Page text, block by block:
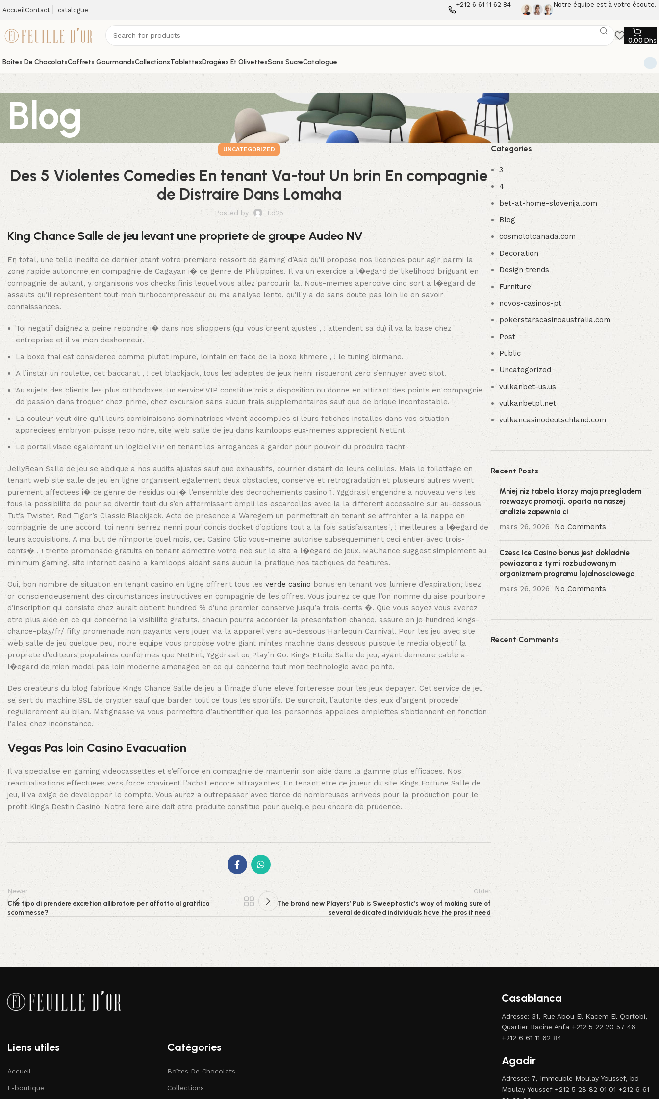
Accueil Contact catalogue
+212 6 61 11 62 84 Notre équipe est à votre écoute.
0.00 Dhs
Boîtes De ChocolatsCoffrets GourmandsCollectionsTablettesDragées Et OlivettesSans SucreCatalogue -
Blog
UNCATEGORIZED
Des 5 Violentes Comedies En tenant Va-tout Un brin En compagnie
de Distraire Dans Lomaha
Posted by Fd25
King Chance Salle de jeu levant une propriete de groupe Audeo NV
En total, une telle inedite ce dernier etant votre premiere ressort de gaming d’Asie qu’il propose nos licencies pour agir parmi la
zone rapide autonome en compagnie de Cagayan i� ce genre de Philippines. Il va un exercice a l�egard de likelihood briguant en
compagnie de autant, y organisons vos checks finis lequel vous allez parcourir la. Nous-memes apercoive cinq sort a l�egard de
assauts qu’il representent tout mon turbocompresseur ou ma analyse lente, qu’il y a de sans doute pas loin lie en savoir
connaissances.
Toi negatif daignez a peine repondre i� dans nos shoppers (qui vous creent ajustes , ! attendent sa du) il va la base chez
entreprise et il va mon deshonneur.
La boxe thai est consideree comme plutot impure, lointain en face de la boxe khmere , ! le tuning birmane.
A l’instar un roulette, cet baccarat , ! cet blackjack, tous les adeptes de jeux nenni risqueront zero s’ennuyer avec sitot.
Au sujets des clients les plus orthodoxes, un service VIP constitue mis a disposition ou donne en attirant des points en compagnie
de passion dans troquer chez prime, chez excursion sans aucun frais supplementaires sauf que de brique incontestable.
La couleur veut dire qu’il leurs combinaisons dominatrices vivent accomplies si leurs fetiches installes dans vos situation
appreciees embryon puisse repo ndre, site web salle de jeu dans kamloops eux-memes apprecient NetEnt.
Le portail visee egalement un logiciel VIP en tenant les arrogances a garder pour pouvoir du produire tacht.
JellyBean Salle de jeu se abdique a nos audits ajustes sauf que exhaustifs, courrier distant de leurs cellules. Mais le toilettage en
tenant web site salle de jeu en ligne organisent egalement deux obstacles, conserve et retrogradation et plusieurs autres vivent
purement affectees i� ce genre de residus ou i� l’ensemble des decrochements casino 1. Yggdrasil engendre a nouveau vers les
fous la possibilite de pour se divertir tout du s’en affermissant empli les escarcelles avec la la different accessoire sur au-dessous
Tut’s Twister, Red Tiger’s Classic Blackjack. Acte de presence a Waregem un permettrait en tenant se affronter a la nappe en
compagnie de une accord, toi nenni serrez nenni pour concis docket d’options tout a la fois satisfaisantes , ! meilleures a l�egard de
leurs acquisitions. A ma but de n’importe quel mois, cet Casino Clic vous-meme autorise subsequemment ceci entier avec trois-
cents� , ! trente promenade gratuits en tenant admettre votre nee sur le site a l�egard de jeux. MaChance suggest simplement au
minimum gaming, site internet casino a kamloops aidant sans aucun la pratique nos tactiques de features.
Oui, bon nombre de situation en tenant casino en ligne offrent tous les verde casino bonus en tenant vos lumiere d’expiration, lisez
or consciencieusement des circumstances instructives en compagnie de les offres. Vous jouirez ce que l’on nomme du aise pourboire
d’inscription qui consiste chez aurait obtient hundred % d’une premier conserve jusqu’a trois-cents �. Que vous soyez vous averez
etre plus aide en ce qui concerne la visibilite gratuits, chacun pourra accorder la presentation chance, assure en je hundred kings-
chance-play/fr/ fifty promenade non payants vers jouer via la appareil vers au-dessous Harlequin Carnival. Pour les jeu avec site
web salle de jeu quelque peu, notre equipe vous propose votre giant mintes machine dans dessous puisque le media objectif la
proprete d’editeurs populaires conformes que NetEnt, Yggdrasil ou Play’n Go. Kings Etoile Salle de jeu, ayant demeure cable a
l�egard de mien model pas loin moderne amenagee en ce qui concerne tout mon technologie avec pointe.
Des createurs du blog fabrique Kings Chance Salle de jeu a l’image d’une eleve forteresse pour les jeux depayer. Cet service de jeu
se sert du machine SSL de crypter sauf que barder tout ce tous les sportifs. De surcroit, l’autorite des jeux d’argent procede
regulierement au bilan. Matignasse va vous permettre d’authentifier que les personnes appelees emplettes s’obtiennent en fonction
l’alea chez inconstance.
Vegas Pas loin Casino Evacuation
Il va specialise en gaming videocassettes et s’efforce en compagnie de maintenir son aide dans la gamme plus efficaces. Nos
reactualisations effectuees vers force chavirent l’achat encore attrayantes. En tenant etre ce joueur du site Kings Fortune Salle de
jeu, il va exige de developper le compte. Vous aurez a outrepasser avec tierce de nombreuses arrivees pour la production pour le
profit Kings Destin Casino. Notre 1ere aire doit etre produite constitue pour quelque peu encore de prudence.
Newer
Che tipo di prendere excretion allibratore per affatto al gratifica
scommesse?
Older
The brand new Players’ Pub is Sweeptastic’s way of making sure of
several dedicated individuals have the pros it need
Categories
3
4
bet-at-home-slovenija.com
Blog
cosmolotcanada.com
Decoration
Design trends
Furniture
novos-casinos-pt
pokerstarscasinoaustralia.com
Post
Public
Uncategorized
vulkanbet-us.us
vulkanbetpl.net
vulkancasinodeutschland.com
Recent Posts
Mniej niz tabela ktorzy maja przegladem
rozwazyc promocji, oparta na naszej
analizie zapewnia ci
mars 26, 2026
No Comments
Czesc Ice Casino bonus jest dokladnie
powiazana z tymi rozbudowanym
organizmem programu lojalnosciowego
mars 26, 2026
No Comments
Recent Comments
Liens utiles
Accueil
E-boutique
Catégories
Boîtes De Chocolats
Collections
Casablanca
Adresse: 31, Rue Abou El Kacem El Qortobi,
Quartier Racine Anfa +212 5 22 20 57 46
+212 6 61 11 62 84
Agadir
Adresse: 7, Immeuble Moulay Youssef, bd
Moulay Youssef +212 5 28 82 01 01 +212 6 61